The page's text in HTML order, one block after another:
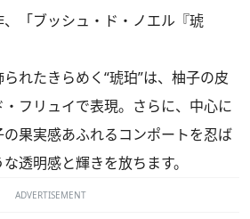
「ブッシュ・ド・ノエル『琥
れたきらめく“琥珀”は、柚子の皮
フリュイで表現。さらに、中心に
果実感あふれるコンポートを忍ば
透明感と輝きを放ちます。
ADVERTISEMENT